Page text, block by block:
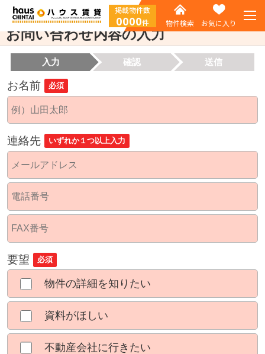
掲載物件数
0000件 物件検索 お気に入り
お問い合わせ内容の入力
入力 確認 送信
お名前 必須
連絡先 いずれか１つ以上入力
要望 必須
物件の詳細を知りたい
資料がほしい
不動産会社に行きたい